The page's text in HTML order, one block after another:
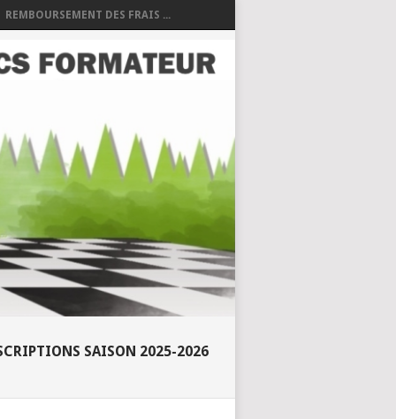
REMBOURSEMENT DES FRAIS ...
SAISON 2025-2026